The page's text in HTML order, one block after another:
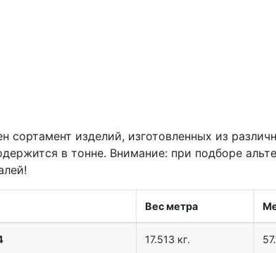
сортамент изделий, изготовленных из
в тонне. Внимание: при подборе
Вес метра
17.513 кг.